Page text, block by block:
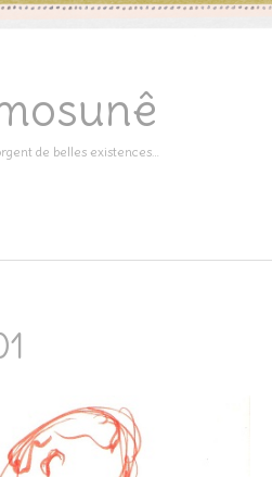
de belles existences…